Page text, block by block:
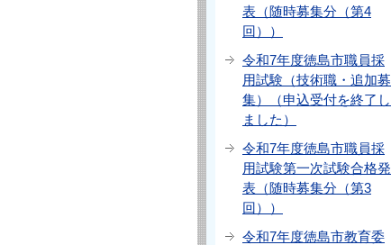
表（随時募集分（第4
回））
令和7年度徳島市職員採
用試験（技術職・追加募
集）（申込受付を終了し
ました）
令和7年度徳島市職員採
用試験第一次試験合格発
表（随時募集分（第3
回））
令和7年度徳島市教育委